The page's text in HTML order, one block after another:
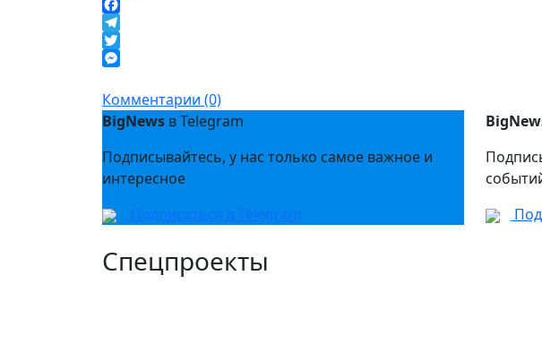
Facebook
Telegram
Twitter
Комментарии (0)
BigNews в Telegram
Подписывайтесь, у нас только самое важное и
интересное
Подписаться в Telegram
Спецпроекты